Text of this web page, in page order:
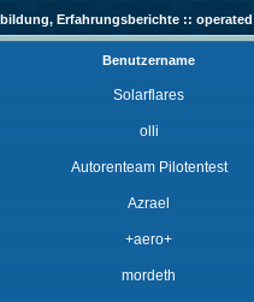
Erfahrungsberichte ::
Benutzername
Solarflares
olli
Autorenteam Pilotentest
Azrael
+aero+
mordeth